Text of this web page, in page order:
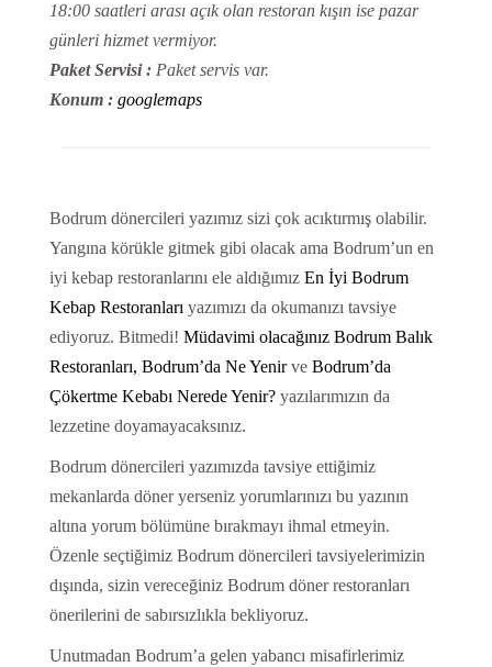
18:00 saatleri arası açık olan restoran kışın ise pazar
günleri hizmet vermiyor.
Paket Servisi :Paket servis var.
Konum : googlemaps
Bodrum dönercileri yazımız sizi çok acıktırmış olabilir.
Yangına körükle gitmek gibi olacak ama Bodrum’un en
iyi kebap restoranlarını ele aldığımız En İyi Bodrum
Kebap Restoranları yazımızı da okumanızı tavsiye
ediyoruz. Bitmedi! Müdavimi olacağınız Bodrum Balık
Restoranları, Bodrum’da Ne Yenirve Bodrum’da
Çökertme Kebabı Nerede Yenir?yazılarımızın da
lezzetine doyamayacaksınız.
Bodrum dönercileri yazımızda tavsiye ettiğimiz
mekanlarda döner yerseniz yorumlarınızı bu yazının
altına yorum bölümüne bırakmayı ihmal etmeyin.
Özenle seçtiğimiz Bodrum dönercileri tavsiyelerimizin
dışında, sizin vereceğiniz Bodrum döner restoranları
önerilerini de sabırsızlıkla bekliyoruz.
Unutmadan Bodrum’a gelen yabancı misafirlerimiz